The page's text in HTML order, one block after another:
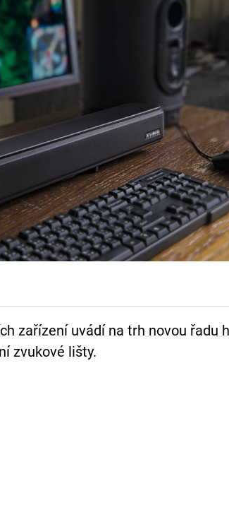
zařízení uvádí na trh novou řadu
zvukové lišty.